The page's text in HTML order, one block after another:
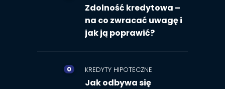
Zdolność kredytowa –
na co zwracać uwagę i
jak ją poprawić?
0 KREDYTY HIPOTECZNE
Jak odbywa się